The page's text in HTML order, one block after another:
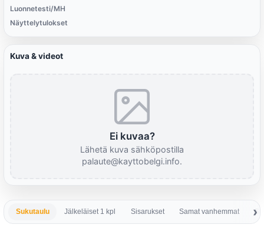
Luonnetesti/MH
Näyttelytulokset
Kuva & videot
Ei kuvaa?
Lähetä kuva sähköpostilla
palaute@kayttobelgi.info.
Sukutaulu Jälkeläiset 1 kpl Sisarukset Samat vanhemmat